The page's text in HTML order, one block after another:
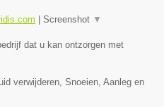
Screenshot ▼
dat u kan ontzorgen met
verwijderen, Snoeien, Aanleg en